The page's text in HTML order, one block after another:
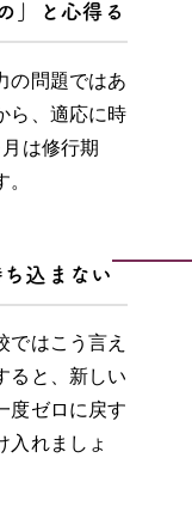
」と心得る
の問題ではあ
ら、適応に時
は修行期
込まない
ではこう言え
と、新しい
度ゼロに戻す
入れましょ